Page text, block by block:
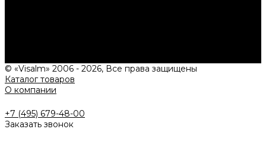
© «Visalm» 2006 - 2026, Все права защищены
Каталог товаров
О компании
+7 (495) 679-48-00
Заказать звонок